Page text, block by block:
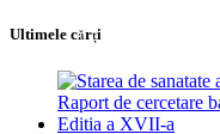
Ultimele cărţi